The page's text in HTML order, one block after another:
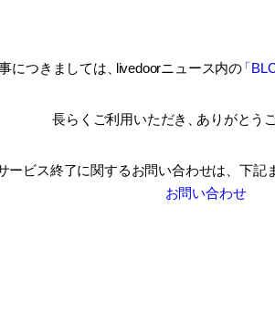
につきましては livedoorニュース内の「
長らくご利用いただき ありがとう
ービス終了に関するお問い合わせは、 下記
お問い合わせ